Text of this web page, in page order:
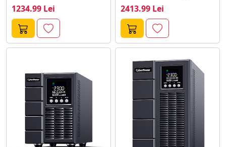
1234.99 Lei 2413.99 Lei